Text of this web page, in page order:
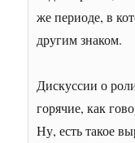
же периоде, в
другим знаком.
Дискуссии о
горячие, как
Ну, есть такое